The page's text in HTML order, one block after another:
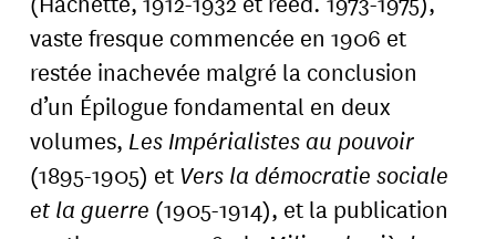
vaste fresque commencée en 1906 et
restée inachevée malgré la conclusion
d’un Épilogue fondamental en deux
volumes, Les Impérialistes au pouvoir
(1895-1905) et Vers la démocratie sociale
et la guerre (1905-1914), et la publication